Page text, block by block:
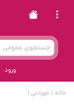
ورود
خانه | خوردنی |